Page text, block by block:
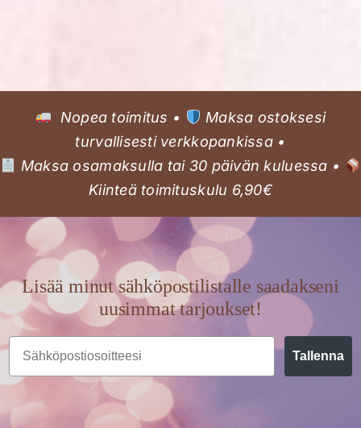
Nopea toimitus •
Maksa ostoksesi
turvallisesti verkkopankissa •
Maksa osamaksulla tai 30 päivän kuluessa •
Kiinteä toimituskulu 6,90€
Lisää minut sähköpostilistalle saadakseni
uusimmat tarjoukset!
Email
Tallenna